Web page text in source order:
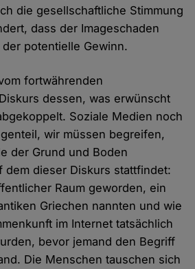
die gesellschaftliche Stimmung
dass der Imageschaden
potentielle Gewinn.
fortwährenden
dessen, was erwünscht
Soziale Medien noch
wir müssen begreifen,
der Grund und Boden
dem dieser Diskurs stattfindet:
Raum geworden, ein
Griechen nannten und wie
im Internet tatsächlich
bevor jemand den Begriff
Die Menschen tauschen sich